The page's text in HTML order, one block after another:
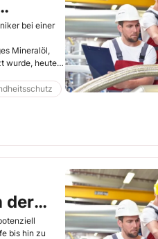
bei einer
Mineralöl,
wurde, heute
der
bis hin zu